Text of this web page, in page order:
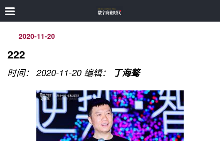
2020-11-20
222
时间： 2020-11-20 编辑： 丁海骜